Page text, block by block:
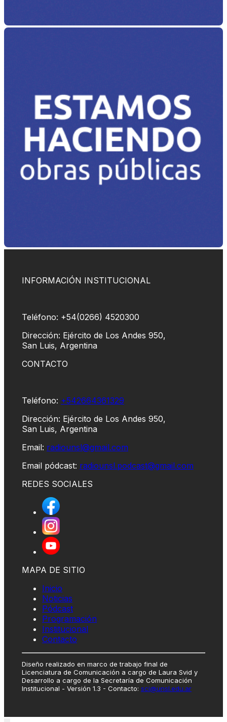
INFORMACIÓN INSTITUCIONAL
Teléfono: +54(0266) 4520300
Dirección: Ejército de Los Andes 950,
San Luis, Argentina
CONTACTO
Teléfono: +542664361329
Dirección: Ejército de Los Andes 950,
San Luis, Argentina
Email: radiounsl@gmail.com
Email pódcast: radiounsl.podcast@gmail.com
REDES SOCIALES
MAPA DE SITIO
Inicio
Noticias
Pódcast
Programación
Institucional
Contacto
Diseño realizado en marco de trabajo final de
Licenciatura de Comunicación a cargo de Laura Svid y
Desarrollo a cargo de la Secretaría de Comunicación
Institucional - Versión 1.3 - Contacto: sci@unsl.edu.ar